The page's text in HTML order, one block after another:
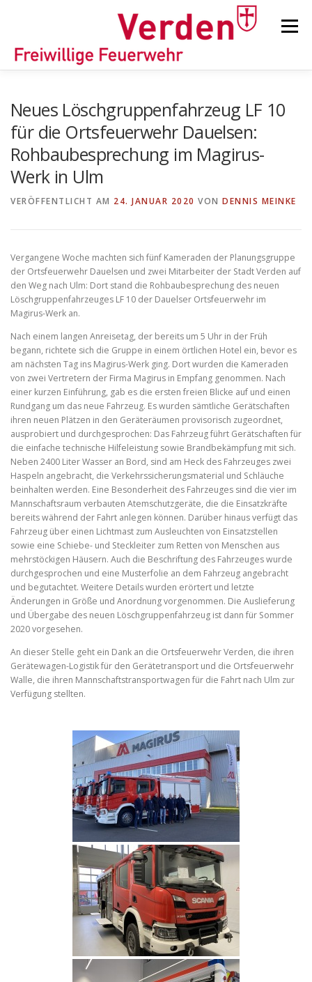
Menü
ORTSFEUERWEHREN
KINDER-/JUGENDFEUERWEHR AUSRÜSTUNG
TIPPS/TRICKS
Neues Löschgruppenfahrzeug LF 10
für die Ortsfeuerwehr Dauelsen:
Rohbaubesprechung im Magirus-
Werk in Ulm
VERÖFFENTLICHT AM 24. JANUAR 2020 VON DENNIS MEINKE
Vergangene Woche machten sich fünf Kameraden der Planungsgruppe
der Ortsfeuerwehr Dauelsen und zwei Mitarbeiter der Stadt Verden auf
den Weg nach Ulm: Dort stand die Rohbaubesprechung des neuen
Löschgruppenfahrzeuges LF 10 der Dauelser Ortsfeuerwehr im
Magirus-Werk an.
Nach einem langen Anreisetag, der bereits um 5 Uhr in der Früh
begann, richtete sich die Gruppe in einem örtlichen Hotel ein, bevor es
am nächsten Tag ins Magirus-Werk ging. Dort wurden die Kameraden
von zwei Vertretern der Firma Magirus in Empfang genommen. Nach
einer kurzen Einführung, gab es die ersten freien Blicke auf und einen
Rundgang um das neue Fahrzeug. Es wurden sämtliche Gerätschaften
ihren neuen Plätzen in den Geräteräumen provisorisch zugeordnet,
ausprobiert und durchgesprochen: Das Fahrzeug führt Gerätschaften für
die einfache technische Hilfeleistung sowie Brandbekämpfung mit sich.
Neben 2400 Liter Wasser an Bord, sind am Heck des Fahrzeuges zwei
Haspeln angebracht, die Verkehrssicherungsmaterial und Schläuche
beinhalten werden. Eine Besonderheit des Fahrzeuges sind die vier im
Mannschaftsraum verbauten Atemschutzgeräte, die die Einsatzkräfte
bereits während der Fahrt anlegen können. Darüber hinaus verfügt das
Fahrzeug über einen Lichtmast zum Ausleuchten von Einsatzstellen
sowie eine Schiebe- und Steckleiter zum Retten von Menschen aus
mehrstöckigen Häusern. Auch die Beschriftung des Fahrzeuges wurde
durchgesprochen und eine Musterfolie an dem Fahrzeug angebracht
und begutachtet. Weitere Details wurden erörtert und letzte
Änderungen in Größe und Anordnung vorgenommen. Die Auslieferung
und Übergabe des neuen Löschgruppenfahrzeug ist dann für Sommer
2020 vorgesehen.
An dieser Stelle geht ein Dank an die Ortsfeuerwehr Verden, die ihren
Gerätewagen-Logistik für den Gerätetransport und die Ortsfeuerwehr
Walle, die ihren Mannschaftstransportwagen für die Fahrt nach Ulm zur
Verfügung stellten.